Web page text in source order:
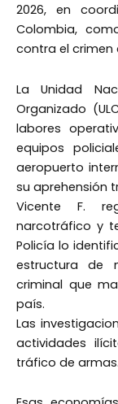
2026, en
Colombia,
contra el crimen
La Unidad
Organizado
labores
equipos
aeropuerto
su aprehensión
Vicente F.
narcotráfico y
Policía lo
estructura de
criminal que
país.
Las
actividades
tráfico de armas.